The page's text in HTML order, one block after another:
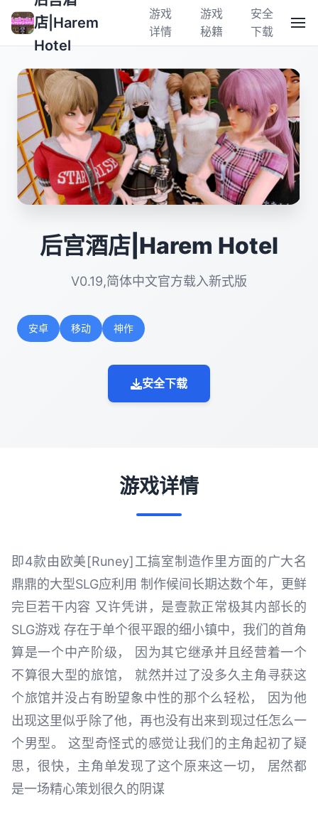
店|Harem
Hotel
游戏
详情
游戏
秘籍
安全
下载
后宫酒店|Harem Hotel
V0.19,简体中文官方载入新式版
安卓 移动 神作
安全下载
游戏详情
即4款由欧美[Runey]工搞室制造作里方面的广大名
鼎鼎的大型SLG应利用 制作候间长期达数个年，更鲜
完巨若干内容 又许凭讲，是壹款正常极其内部长的
SLG游戏 存在于单个很平跟的细小镇中，我们的首角
算是一个中产阶级， 因为其它继承并且经营着一个
不算很大型的旅馆， 就然并过了没多久主角寻获这
个旅馆并没占有盼望象中性的那个么轻松， 因为他
出现这里似乎除了他，再也没有出来到现过任怎么一
个男型。 这型奇怪式的感觉让我们的主角起初了疑
思，很快，主角单发现了这个原来这一切， 居然都
是一场精心策划很久的阴谋